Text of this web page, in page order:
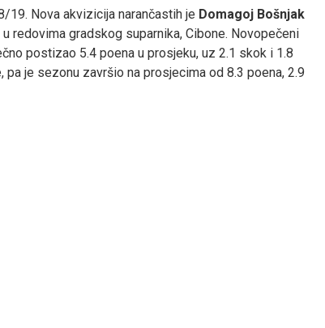
Nova akvizicija narančastih je Domagoj Bošnjak
redovima gradskog suparnika, Cibone. Novopečeni
postizao 5.4 poena u prosjeku, uz 2.1 skok i 1.8
je sezonu završio na prosjecima od 8.3 poena, 2.9